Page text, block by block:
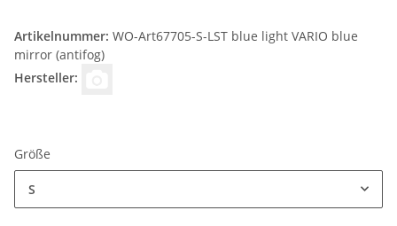
Artikelnummer: WO-Art67705-S-LST blue light VARIO blue
mirror (antifog)
Hersteller:
Größe
S